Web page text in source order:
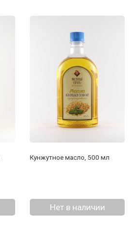
Кунжутное масло, 500 мл
Нет в наличии